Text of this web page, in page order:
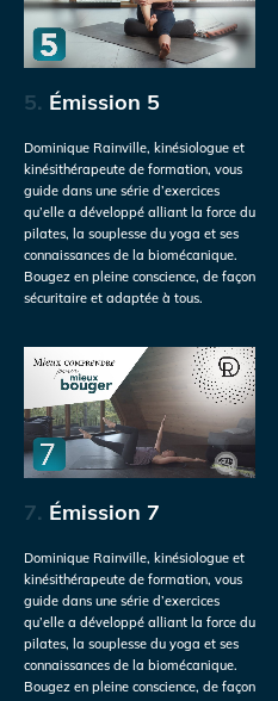
5. Émission 5
Dominique Rainville, kinésiologue et
kinésithérapeute de formation, vous
guide dans une série d’exercices
qu’elle a développé alliant la force du
pilates, la souplesse du yoga et ses
connaissances de la biomécanique.
Bougez en pleine conscience, de façon
sécuritaire et adaptée à tous.
7. Émission 7
Dominique Rainville, kinésiologue et
kinésithérapeute de formation, vous
guide dans une série d’exercices
qu’elle a développé alliant la force du
pilates, la souplesse du yoga et ses
connaissances de la biomécanique.
Bougez en pleine conscience, de façon